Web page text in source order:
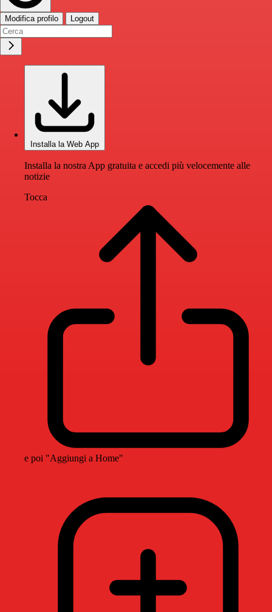
Modifica profilo Logout
Installa la Web App
Installa la nostra App gratuita e accedi più velocemente alle
notizie
Tocca
e poi "Aggiungi a Home"